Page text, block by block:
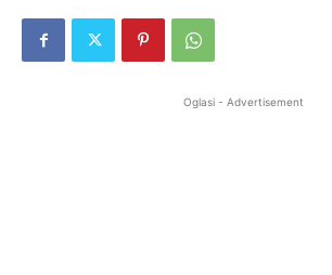
Oglasi - Advertisement